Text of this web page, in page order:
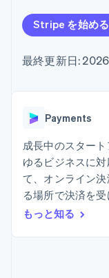
UI
Elements
ポーネント
決済手段
済手段を利用
対面支払い
Boost
決済成功率の
最適化
Link
スピーディー
な決済
Stripe を始める
最終更新日: 2026
Payments
成長中のスター
ゆるビジネスに
て、オンライン
る場所で決済を受
もっと知る